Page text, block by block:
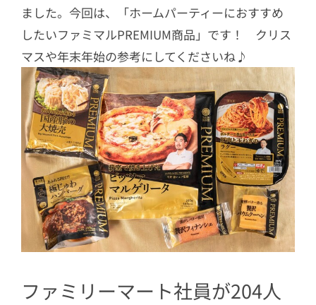
ました。今回は、「ホームパーティーにおすすめ
したいファミマルPREMIUM商品」です！ クリス
マスや年末年始の参考にしてくださいね♪
ファミリーマート社員が204人